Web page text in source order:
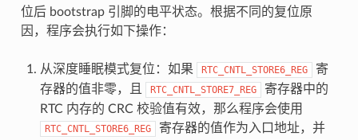
位后 bootstrap 引脚的电平状态。根据不同的复位原
因，程序会执行如下操作：
从深度睡眠模式复位：如果 RTC_CNTL_STORE6_REG
寄
存器的值非零，且
RTC_CNTL_STORE7_REG
寄存器中的
RTC 内存的 CRC 校验值有效，那么程序会使用
RTC_CNTL_STORE6_REG
寄存器的值作为入口地址，并